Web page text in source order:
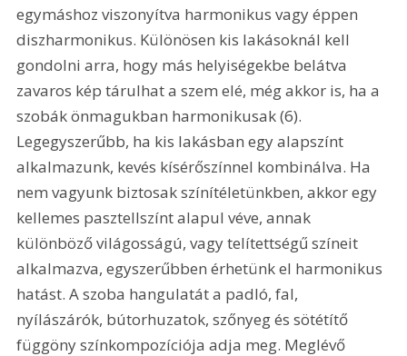
egymáshoz viszonyítva harmonikus vagy éppen
diszharmonikus. Különösen kis lakásoknál kell
gondolni arra, hogy más helyiségekbe belátva
zavaros kép tárulhat a szem elé, még akkor is, ha a
szobák önmagukban harmonikusak (6).
Legegyszerűbb, ha kis lakásban egy alapszínt
alkalmazunk, kevés kísérőszínnel kombinálva. Ha
nem vagyunk biztosak színítéletünkben, akkor egy
kellemes pasztellszínt alapul véve, annak
különböző világosságú, vagy telítettségű színeit
alkalmazva, egyszerűbben érhetünk el harmonikus
hatást. A szoba hangulatát a padló, fal,
nyílászárók, bútorhuzatok, szőnyeg és sötétítő
függöny színkompozíciója adja meg. Meglévő